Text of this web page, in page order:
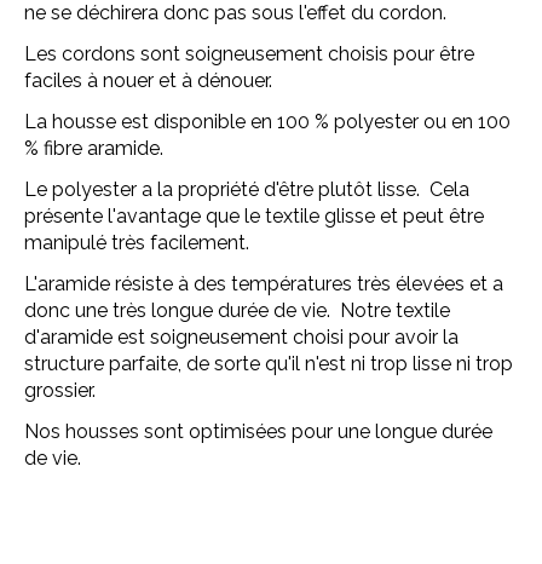
ne se déchirera donc pas sous l'effet du cordon.
Les cordons sont soigneusement choisis pour être
faciles à nouer et à dénouer.
La housse est disponible en 100 % polyester ou en 100
% fibre aramide.
Le polyester a la propriété d'être plutôt lisse. Cela
présente l'avantage que le textile glisse et peut être
manipulé très facilement.
L'aramide résiste à des températures très élevées et a
donc une très longue durée de vie. Notre textile
d'aramide est soigneusement choisi pour avoir la
structure parfaite, de sorte qu'il n'est ni trop lisse ni trop
grossier.
Nos housses sont optimisées pour une longue durée
de vie.